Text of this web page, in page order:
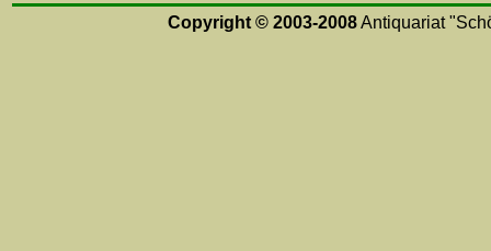
Copyright © 2003-2008Antiquariat